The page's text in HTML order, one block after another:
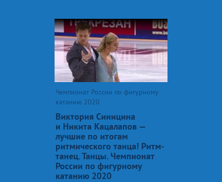
Чемпионат России по фигурному
катанию 2020
Виктория Синицина
и Никита Кацалапов —
лучшие по итогам
ритмического танца! Ритм-
танец. Танцы. Чемпионат
России по фигурному
катанию 2020